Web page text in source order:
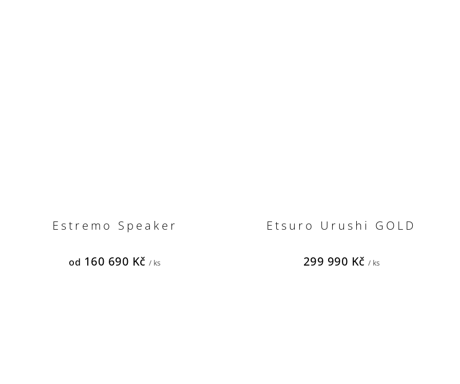
Estremo Speaker
od 160 690 Kč/ ks
Etsuro Urushi GOLD
299 990 Kč/ ks